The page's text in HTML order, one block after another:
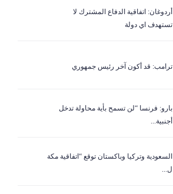
أردوغان: اتفاقية الدفاع المشترك لا
تستهدف اي دولة
ترامب: قد أكون آخر رئيس جمهوري
بارو: فرنسا “لن تسمح بأية محاولة تدخل
أجنبية...
السعودية وتركيا وباكستان توقع “اتفاقية مكة
ل...